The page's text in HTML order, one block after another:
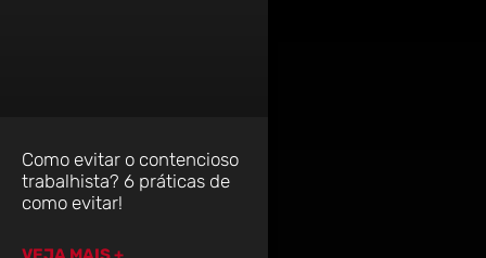
Como evitar o contencioso
trabalhista? 6 práticas de
como evitar!